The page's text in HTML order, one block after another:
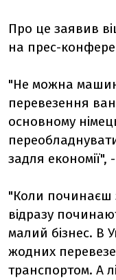
Про це заявив
на прес-
"Не можна
перевезення
основному
задля економії",
"Коли починаєш
відразу
малий бізнес. В
жодних
транспортом. А